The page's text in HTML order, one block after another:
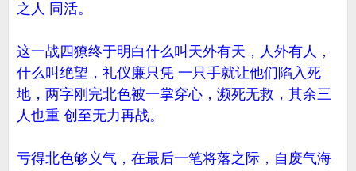
之人 同活。
这一战四獠终于明白什么叫天外有天，人外有人，
什么叫绝望，礼仪廉只凭 一只手就让他们陷入死
地，两字刚完北色被一掌穿心，濒死无救，其余三
人也重 创至无力再战。
亏得北色够义气，在最后一笔将落之际，自废气海